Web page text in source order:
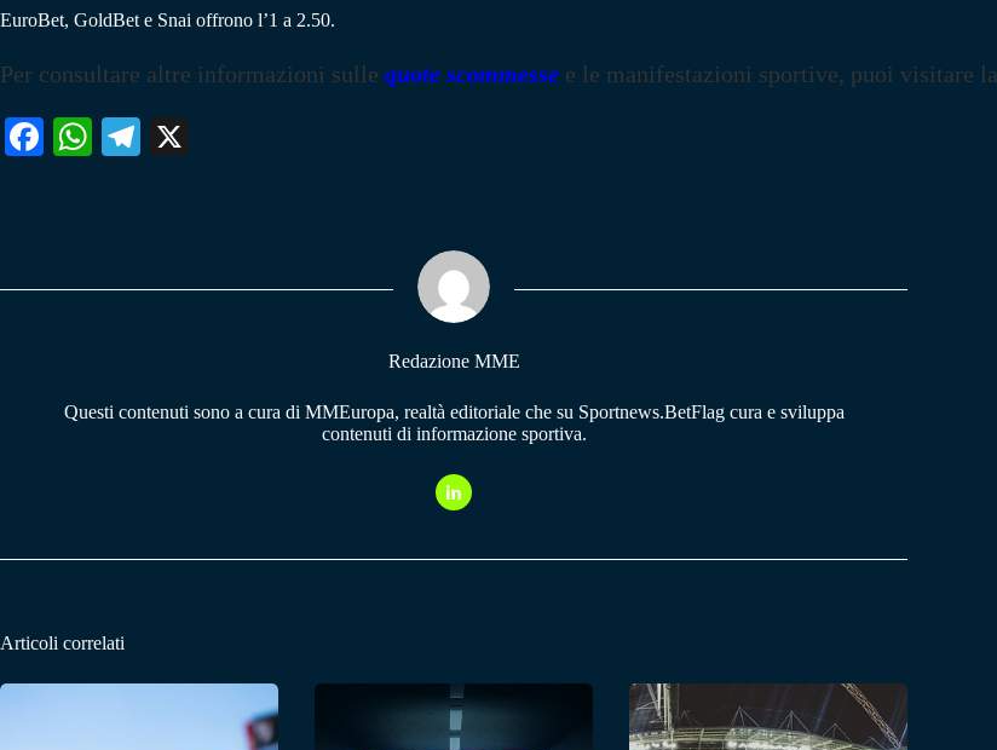
EuroBet, GoldBet e Snai offrono l’1 a 2.50.
Per consultare altre informazioni sulle quote scommesse e le manifestazioni sportive, puoi visitare la
Fa W
pp
Te
m
Redazione MME
Questi contenuti sono a cura di MMEuropa, realtà editoriale che su Sportnews.BetFlag cura e sviluppa
contenuti di informazione sportiva.
Articoli correlati